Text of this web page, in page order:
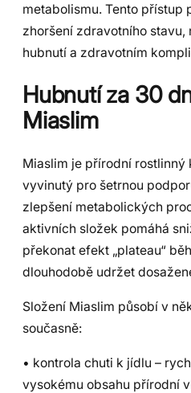
metabolismu. Tento přístup
zhoršení zdravotního stavu,
hubnutí a zdravotním
Hubnutí za 30
Miaslim
Miaslim je přírodní rostlinný
vyvinutý pro šetrnou
zlepšení metabolických
aktivních složek pomáhá
překonat efekt „plateau“
dlouhodobě udržet
Složení Miaslim působí v
současně:
• kontrola chuti k jídlu –
vysokému obsahu přírodní